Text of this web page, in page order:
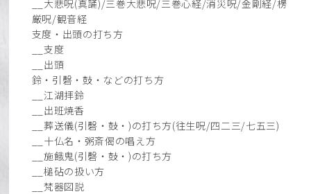
__大悲呪(真誦)/三巻大悲呪/三巻心経/消災呪/金剛経/楞
厳呪/観音経
支度・出頭の打ち方
__支度
__出頭
鈴・引磬・鼓・などの打ち方
__江湖拝鈴
__出班焼香
__葬送儀(引磬・鼓・)の打ち方(往生呪/四二三/七五三)
__十仏名・粥斎偈の唱え方
__施餓鬼(引磬・鼓・)の打ち方
__槌砧の扱い方
__梵器図説